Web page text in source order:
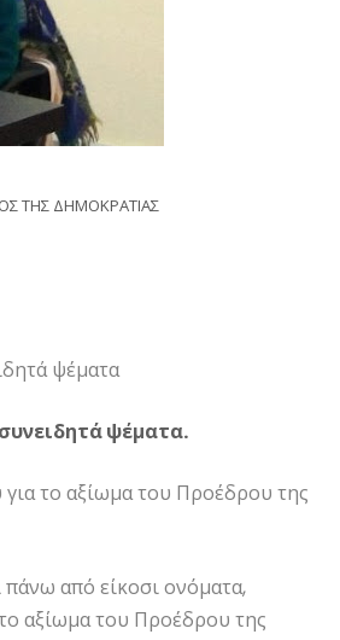
ΤΗΣ ΔΗΜΟΚΡΑΤΙΑΣ
ψέματα
ψέματα.
το αξίωμα του Προέδρου της
από είκοσι ονόματα,
αξίωμα του Προέδρου της